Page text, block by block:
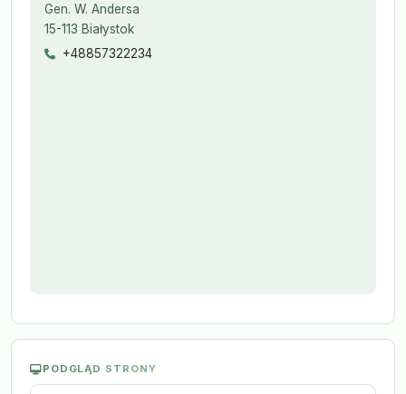
Gen. W. Andersa
15-113 Białystok
+48857322234
PODGLĄD STRONY